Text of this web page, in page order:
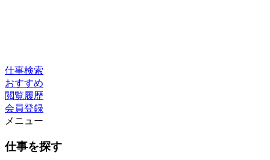
仕事検索
おすすめ
閲覧履歴
会員登録
メニュー
仕事を探す